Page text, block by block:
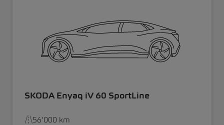
SKODA Enyaq iV 60 SportLine
56’000 km